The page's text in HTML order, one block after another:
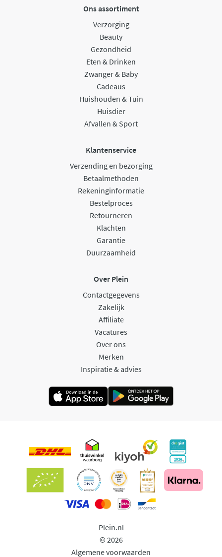
Ons assortiment
Verzorging
Beauty
Gezondheid
Eten & Drinken
Zwanger & Baby
Cadeaus
Huishouden & Tuin
Huisdier
Afvallen & Sport
Klantenservice
Verzending en bezorging
Betaalmethoden
Rekeninginformatie
Bestelproces
Retourneren
Klachten
Garantie
Duurzaamheid
Over Plein
Contactgegevens
Zakelijk
Affiliate
Vacatures
Over ons
Merken
Inspiratie & advies
Plein.nl
© 2026
Algemene voorwaarden